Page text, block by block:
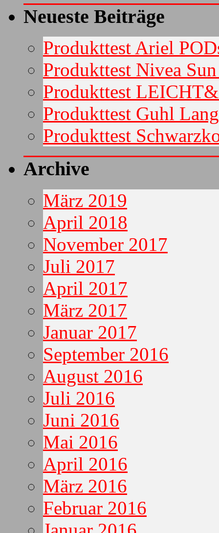
Neueste Beiträge
Produkttest Ariel
Produkttest Nivea
Produkttest
Produkttest Guhl
Produkttest
Archive
März 2019
April 2018
November 2017
Juli 2017
April 2017
März 2017
Januar 2017
September 2016
August 2016
Juli 2016
Juni 2016
Mai 2016
April 2016
März 2016
Februar 2016